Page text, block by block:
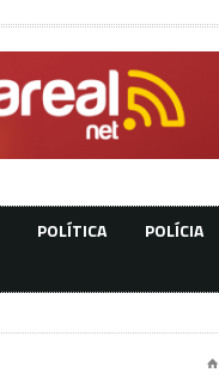
POLÍTICA POLÍCIA
⌂